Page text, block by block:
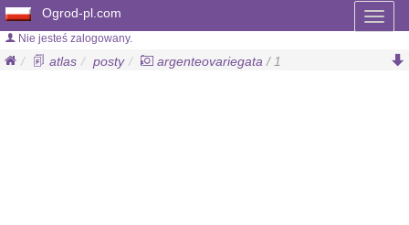
Ogrod-pl.com
Nie jesteś zalogowany.
atlas posty argenteovariegata / 1